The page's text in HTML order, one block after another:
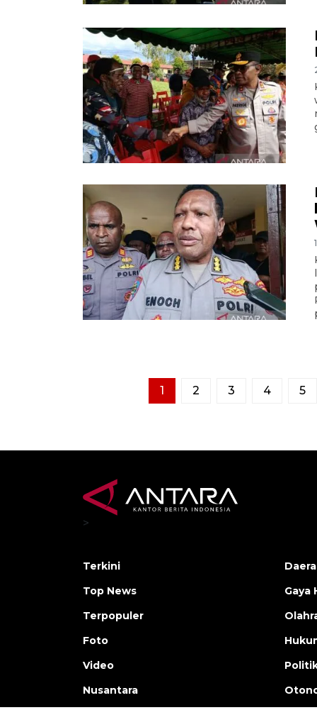
1 2 3 4 5
>
Terkini
Top News
Terpopuler
Foto
Video
Nusantara
Gaya